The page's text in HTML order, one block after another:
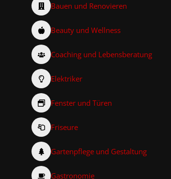
Bauen und Renovieren
Beauty und Wellness
Coaching und Lebensberatung
Elektriker
Fenster und Türen
Friseure
Gartenpflege und Gestaltung
Gastronomie